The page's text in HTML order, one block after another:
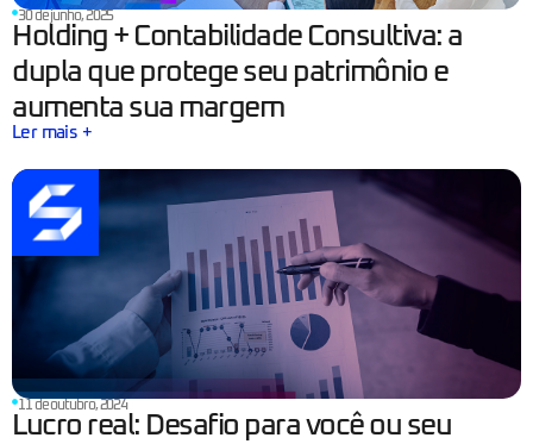
30 de junho, 2025
Holding + Contabilidade Consultiva: a
dupla que protege seu patrimônio e
aumenta sua margem
Ler mais +
11 de outubro, 2024
Lucro real: Desafio para você ou seu